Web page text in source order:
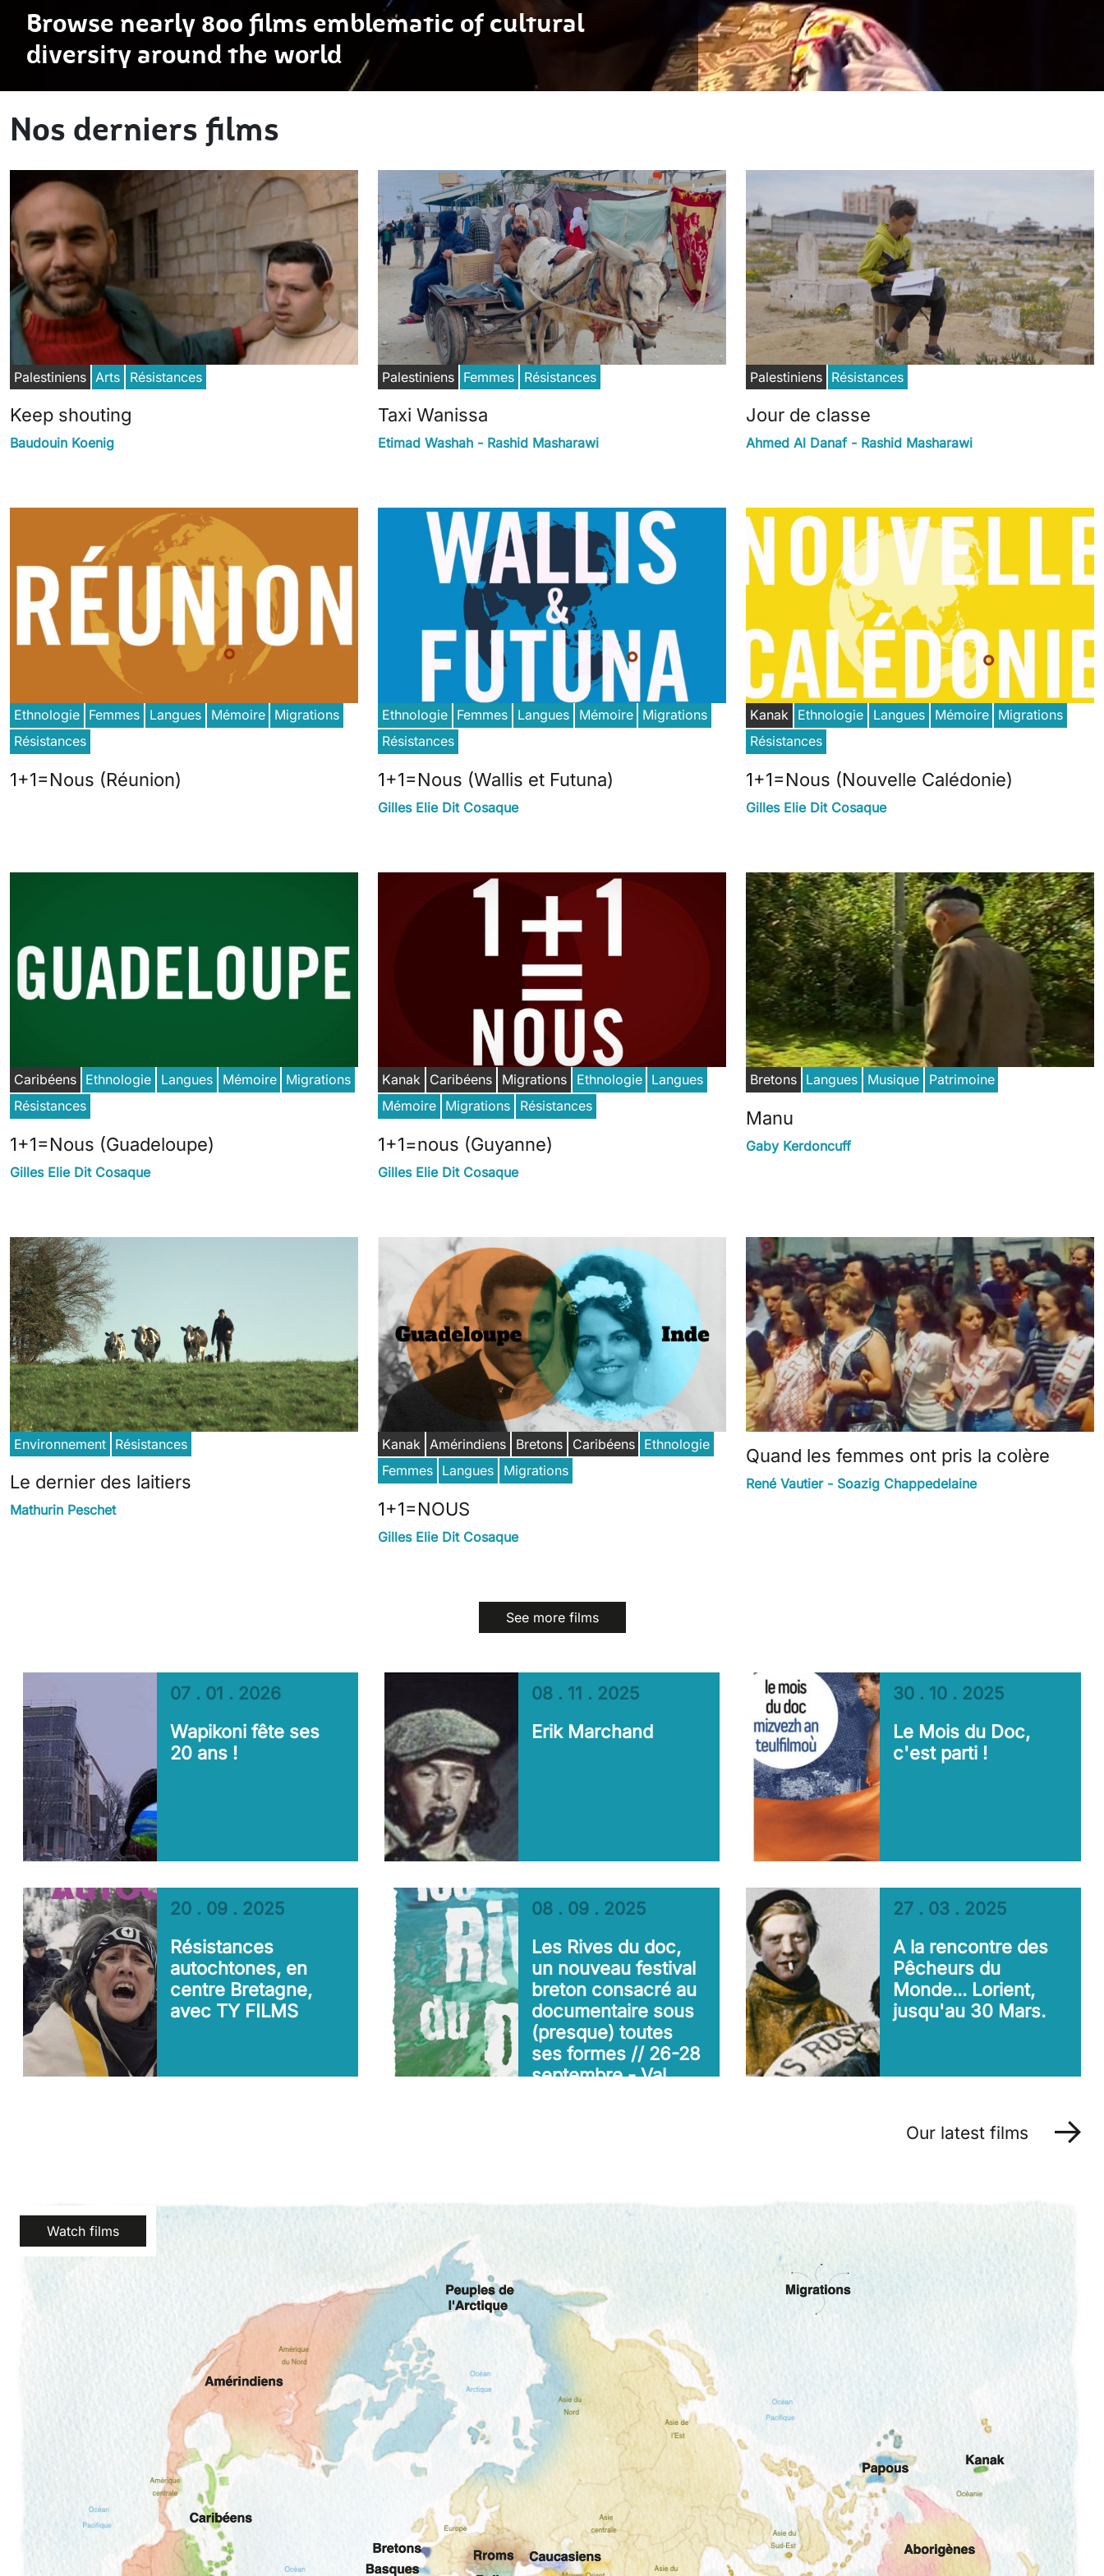
Browse nearly 800 films emblematic of cultural
diversity around the world
Nos derniers films
Palestiniens Arts Résistances
Keep shouting
Baudouin Koenig
Palestiniens Femmes Résistances
Taxi Wanissa
Etimad Washah - Rashid Masharawi
Palestiniens Résistances
Jour de classe
Ahmed Al Danaf - Rashid Masharawi
Ethnologie Femmes Langues Mémoire
Migrations
Résistances
1+1=Nous (Réunion)
Ethnologie Femmes Langues Mémoire
Migrations
Résistances
1+1=Nous (Wallis et Futuna)
Gilles Elie Dit Cosaque
Kanak Ethnologie Langues Mémoire
Migrations
Résistances
1+1=Nous (Nouvelle Calédonie)
Gilles Elie Dit Cosaque
Caribéens Ethnologie Langues Mémoire
Migrations
Résistances
1+1=Nous (Guadeloupe)
Gilles Elie Dit Cosaque
Kanak Caribéens Migrations Ethnologie
Langues
Mémoire
Migrations Résistances
1+1=nous (Guyanne)
Gilles Elie Dit Cosaque
Bretons Langues Musique Patrimoine
Manu
Gaby Kerdoncuff
Environnement Résistances
Le dernier des laitiers
Mathurin Peschet
Kanak Amérindiens Bretons Caribéens
Ethnologie
Femmes
Langues Migrations
1+1=NOUS
Gilles Elie Dit Cosaque
Quand les femmes ont pris la colère
René Vautier - Soazig Chappedelaine
See more films
07 . 01 . 2026
Wapikoni fête ses
20 ans !
08 . 11 . 2025
Erik Marchand
30 . 10 . 2025
Le Mois du Doc,
c'est parti !
20 . 09 . 2025
Résistances
autochtones, en
centre Bretagne,
avec TY FILMS
08 . 09 . 2025
Les Rives du doc,
un nouveau festival
breton consacré au
documentaire sous
(presque) toutes
ses formes // 26-28
septembre - Val
27 . 03 . 2025
A la rencontre des
Pêcheurs du
Monde... Lorient,
jusqu'au 30 Mars.
Our latest films
Watch films